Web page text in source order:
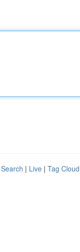
| Live | Tag Cloud